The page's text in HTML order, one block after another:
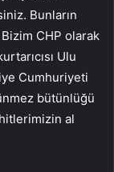
Bunların
CHP olarak
Ulu
Cumhuriyeti
bütünlüğü
al